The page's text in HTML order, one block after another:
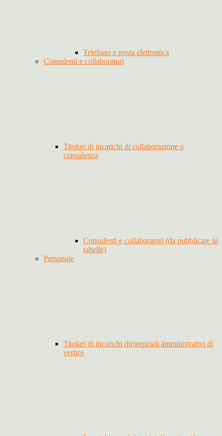
Telefono e posta elettronica
Consulenti e collaboratori
Titolari di incarichi di collaborazione o
consulenza
Consulenti e collaboratori (da pubblicare in
tabelle)
Personale
Titolari di incarichi dirigenziali amministrativi di
vertice